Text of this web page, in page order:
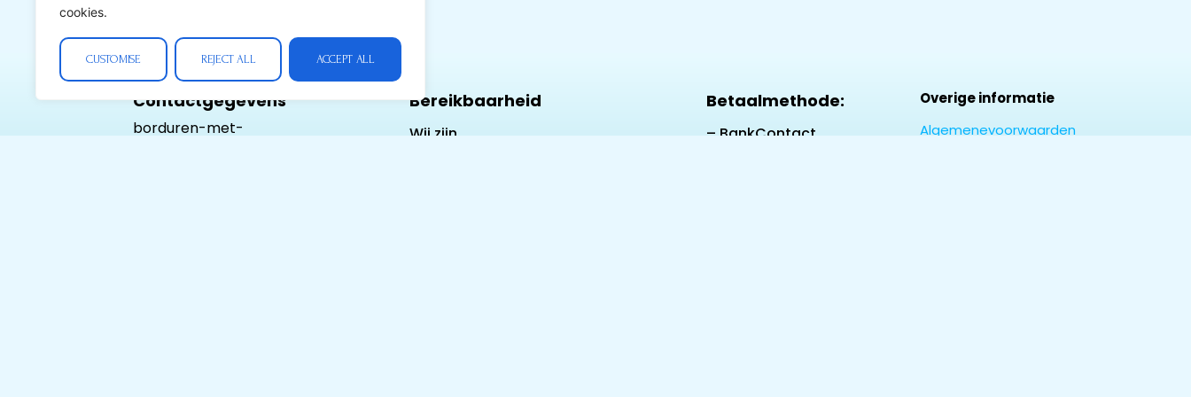
cookies.
CUSTOMISE REJECT ALL ACCEPT ALL
Contactgegevens
borduren-met-
Bereikbaarheid
Wij zijn
Betaalmethode:
– BankContact
Overige informatie
Algemenevoorwaarden